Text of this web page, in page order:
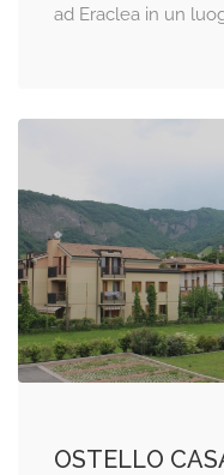
ad Eraclea in un
OSTELLO